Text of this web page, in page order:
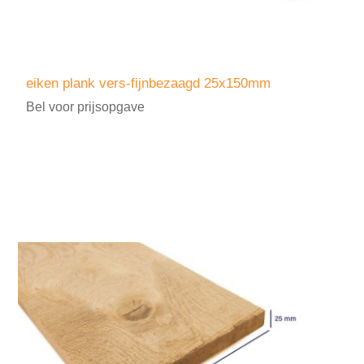
eiken plank vers-fijnbezaagd 25x150mm
Bel voor prijsopgave